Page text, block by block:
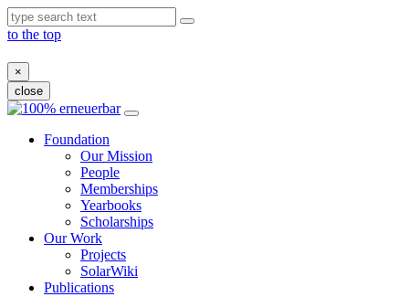
to the top
×
close
Skip
contentFoundation
Our Mission
People
Memberships
Yearbooks
Scholarships
Our Work
Projects
SolarWiki
Publications